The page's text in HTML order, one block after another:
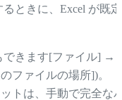
ときに、Excel が既定
きます[ファイル] → [
ファイルの場所])。
トは、手動で完全な